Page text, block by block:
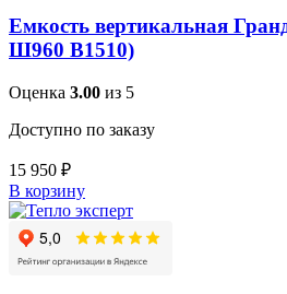
Емкость вертикальная
Ш960 В1510)
Оценка 3.00 из 5
Доступно по заказу
15 950 ₽
В корзину